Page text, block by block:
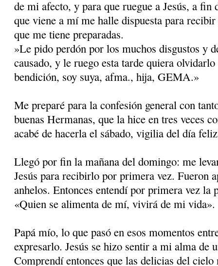
de mi afecto, y para que ruegue a Jesús, a fin
que viene a mí me halle dispuesta para
que me tiene preparadas.
»Le pido perdón por los muchos disgustos y
causado, y le ruego esta tarde quiera
bendición, soy suya, afma., hija, GEMA.»
Me preparé para la confesión general con
buenas Hermanas, que la hice en tres veces
acabé de hacerla el sábado, vigilia del día
Llegó por fin la mañana del domingo: me
Jesús para recibirlo por primera vez. Fueron
anhelos. Entonces entendí por primera vez la
«Quien se alimenta de mí, vivirá de mi vida».
Papá mío, lo que pasó en esos momentos
expresarlo. Jesús se hizo sentir a mi alma de
Comprendí entonces que las delicias del